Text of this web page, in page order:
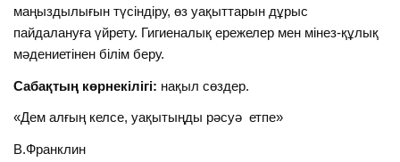
маңыздылығын түсіндіру, өз уақыттарын дұрыс
пайдалануға үйрету. Гигиеналық ережелер мен мінез-құлық
мәдениетінен білім беру.
Сабақтың көрнекілігі: нақыл сөздер.
«Дем алғың келсе, уақытыңды рәсуә етпе»
В.Франклин